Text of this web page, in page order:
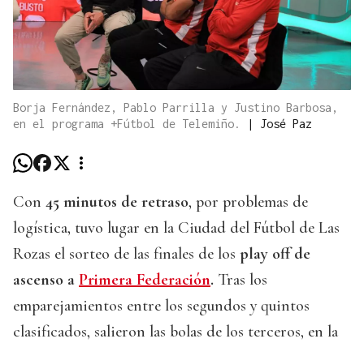
Borja Fernández, Pablo Parrilla y Justino Barbosa,
en el programa +Fútbol de Telemiño.
| José Paz
Con 45 minutos de retraso, por problemas de
logística, tuvo lugar en la Ciudad del Fútbol de Las
Rozas el sorteo de las finales de los play off de
ascenso a Primera Federación. Tras los
emparejamientos entre los segundos y quintos
clasificados, salieron las bolas de los terceros, en la